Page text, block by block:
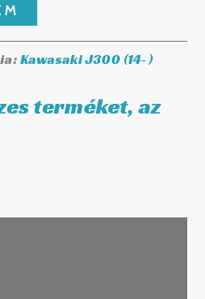
Kawasaki J300 (14- )
terméket, az